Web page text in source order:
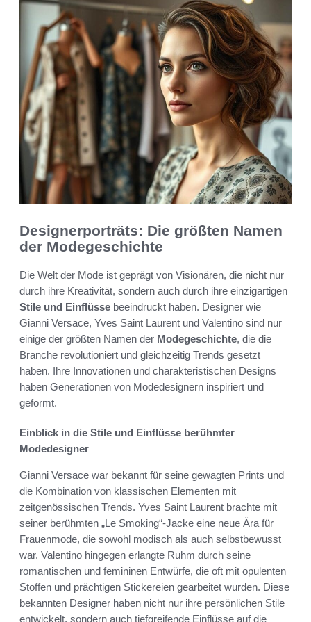
Designerporträts: Die größten Namen
der Modegeschichte
Die Welt der Mode ist geprägt von Visionären, die nicht nur
durch ihre Kreativität, sondern auch durch ihre einzigartigen
Stile und Einflüsse beeindruckt haben. Designer wie
Gianni Versace, Yves Saint Laurent und Valentino sind nur
einige der größten Namen der Modegeschichte, die die
Branche revolutioniert und gleichzeitig Trends gesetzt
haben. Ihre Innovationen und charakteristischen Designs
haben Generationen von Modedesignern inspiriert und
geformt.
Einblick in die Stile und Einflüsse berühmter
Modedesigner
Gianni Versace war bekannt für seine gewagten Prints und
die Kombination von klassischen Elementen mit
zeitgenössischen Trends. Yves Saint Laurent brachte mit
seiner berühmten „Le Smoking“-Jacke eine neue Ära für
Frauenmode, die sowohl modisch als auch selbstbewusst
war. Valentino hingegen erlangte Ruhm durch seine
romantischen und femininen Entwürfe, die oft mit opulenten
Stoffen und prächtigen Stickereien gearbeitet wurden. Diese
bekannten Designer haben nicht nur ihre persönlichen Stile
entwickelt, sondern auch tiefgreifende Einflüsse auf die